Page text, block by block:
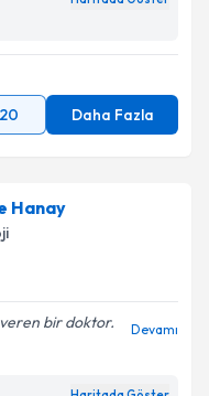
Daha Fazla
Hanay
veren bir doktor.